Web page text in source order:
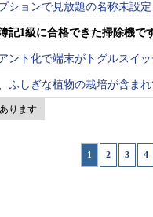
ションで見放題の名称未設定
記1級に合格できた掃除機で
ント化で端末がトグルスイ
ふしぎな植物の栽培が含ま
ります
1 2 3 4